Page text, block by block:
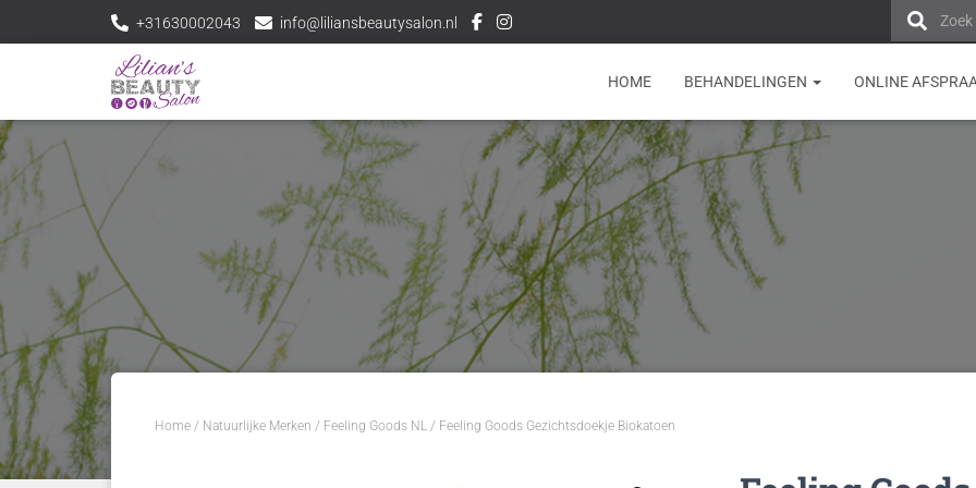
+31630002043 info@liliansbeautysalon.nl
HOME BEHANDELINGEN ONLINE
Home / Natuurlijke Merken / Feeling Goods NL / Feeling Goods Gezichtsdoekje Biokatoen